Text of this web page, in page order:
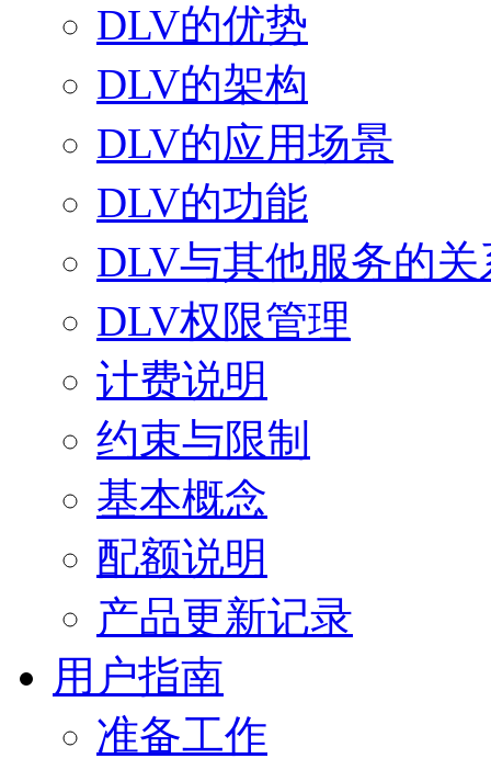
DLV的优势
DLV的架构
DLV的应用场景
DLV的功能
DLV与其他服务的关
DLV权限管理
计费说明
约束与限制
基本概念
配额说明
产品更新记录
用户指南
准备工作